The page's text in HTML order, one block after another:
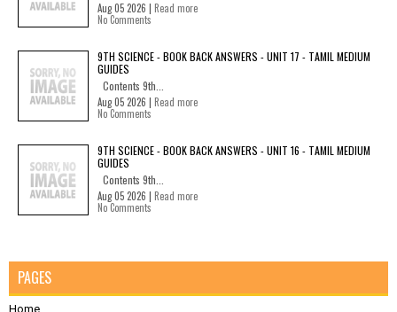
Aug 05 2026 | Read more
No Comments
9TH SCIENCE - BOOK BACK ANSWERS - UNIT 17 - TAMIL MEDIUM
GUIDES
Contents 9th...
Aug 05 2026 | Read more
No Comments
9TH SCIENCE - BOOK BACK ANSWERS - UNIT 16 - TAMIL MEDIUM
GUIDES
Contents 9th...
Aug 05 2026 | Read more
No Comments
PAGES
Home